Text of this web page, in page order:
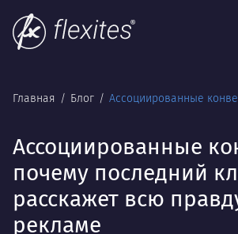
Главная Блог Ассоциированные
Ассоциированные
почему последний
расскажет всю
рекламе